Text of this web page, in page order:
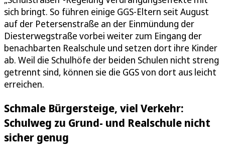
sich bringt. So führen einige GGS-Eltern seit August
auf der Petersenstraße an der Einmündung der
Diesterwegstraße vorbei weiter zum Eingang der
benachbarten Realschule und setzen dort ihre Kinder
ab. Weil die Schulhöfe der beiden Schulen nicht streng
getrennt sind, können sie die GGS von dort aus leicht
erreichen.
Schmale Bürgersteige, viel Verkehr:
Schulweg zu Grund- und Realschule nicht
sicher genug